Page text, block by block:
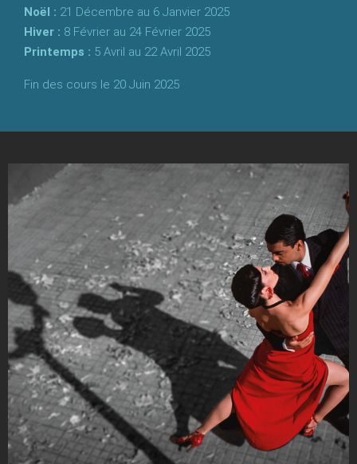
Noël : 21 Décembre au 6 Janvier 2025
Hiver : 8 Février au 24 Février 2025
Printemps : 5 Avril au 22 Avril 2025
Fin des cours le 20 Juin 2025